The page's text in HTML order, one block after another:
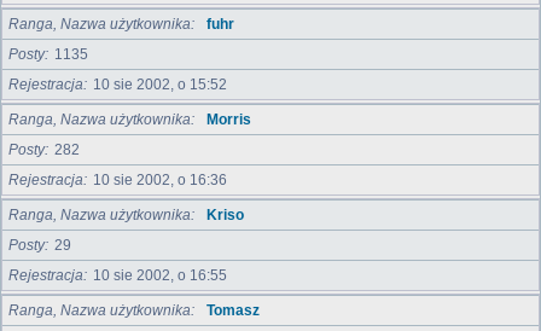
Ranga, Nazwa użytkownika
fuhr
Posty
1135
Rejestracja
10 sie 2002, o 15:52
Ranga, Nazwa użytkownika
Morris
Posty 282
Rejestracja
10 sie 2002, o 16:36
Ranga, Nazwa użytkownika
Kriso
Posty 29
Rejestracja
10 sie 2002, o 16:55
Ranga, Nazwa użytkownika
Tomasz